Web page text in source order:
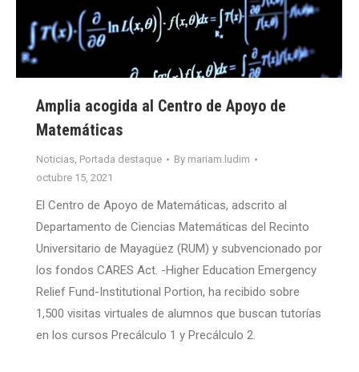
Amplia acogida al Centro de Apoyo de
Matemáticas
Noticias, Portada destaque By mariam.ludim
octubre 15, 2021
El Centro de Apoyo de Matemáticas, adscrito al
Departamento de Ciencias Matemáticas del Recinto
Universitario de Mayagüez (RUM) y subvencionado por
los fondos CARES Act. -Higher Education Emergency
Relief Fund-Institutional Portion, ha recibido sobre
1,500 visitas virtuales de alumnos que buscan tutorías
en los cursos Precálculo 1 y Precálculo 2.